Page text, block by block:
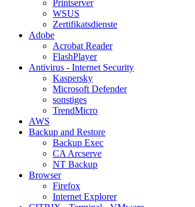
Printserver
WSUS
Zertifikatsdienste
Adobe
Acrobat Reader
FlashPlayer
Antivirus - Internet Security
Kaspersky
Microsoft Defender
sonstiges
TrendMicro
AWS
Backup and Restore
Backup Exec
CA Arcserve
NT Backup
Browser
Firefox
Internet Explorer